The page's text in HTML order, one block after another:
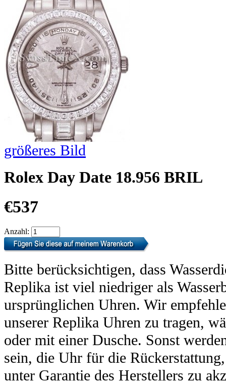
größeres Bild
Rolex Day Date 18.956 BRIL
€537
Anzahl:
Bitte berücksichtigen, dass
Replika ist viel niedriger als
ursprünglichen Uhren. Wir
unserer Replika Uhren zu tragen,
oder mit einer Dusche. Sonst
sein, die Uhr für die
unter Garantie des Herstellers zu